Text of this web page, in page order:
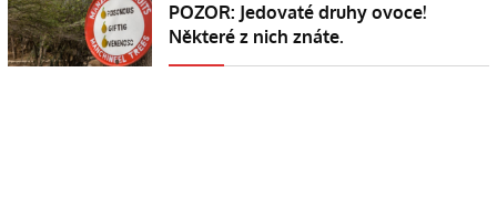
POZOR: Jedovaté druhy ovoce!
Některé z nich znáte.